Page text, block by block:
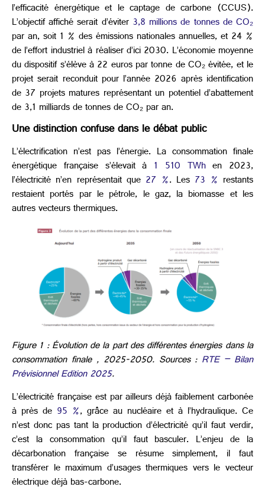
l’efficacité énergétique et le captage de carbone (CCUS).
L’objectif affiché serait d’éviter 3,8 millions de tonnes de CO₂
par an, soit 1 % des émissions nationales annuelles, et 24 %
de l’effort industriel à réaliser d’ici 2030. L’économie moyenne
du dispositif s’élève à 22 euros par tonne de CO₂ évitée, et le
projet serait reconduit pour l’année 2026 après identification
de 37 projets matures représentant un potentiel d’abattement
de 3,1 milliards de tonnes de CO₂ par an.
Une distinction confuse dans le débat public
L’électrification n’est pas l’énergie. La consommation finale
énergétique française s’élevait à 1 510 TWhen 2023,
l’électricité n’en représentait que 27 %. Les 73 % restants
restaient portés par le pétrole, le gaz, la biomasse et les
autres vecteurs thermiques.
Figure 1 : Évolution de la part des différentes énergies dans la
consommation finale , 2025-2050. Sources : RTE – Bilan
Prévisionnel Edition 2025.
L’électricité française est par ailleurs déjà faiblement carbonée
à près de 95 %, grâce au nucléaire et à l’hydraulique. Ce
n’est donc pas tant la production d’électricité qu’il faut verdir,
c’est la consommation qu’il faut basculer. L’enjeu de la
décarbonation française se résume simplement, il faut
transférer le maximum d’usages thermiques vers le vecteur
électrique déjà bas-carbone.